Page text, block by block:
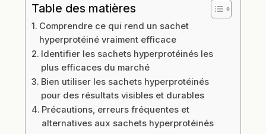
Table des matières
Comprendre ce qui rend un sachet
hyperprotéiné vraiment efficace
Identifier les sachets hyperprotéinés les
plus efficaces du marché
Bien utiliser les sachets hyperprotéinés
pour des résultats visibles et durables
Précautions, erreurs fréquentes et
alternatives aux sachets hyperprotéinés